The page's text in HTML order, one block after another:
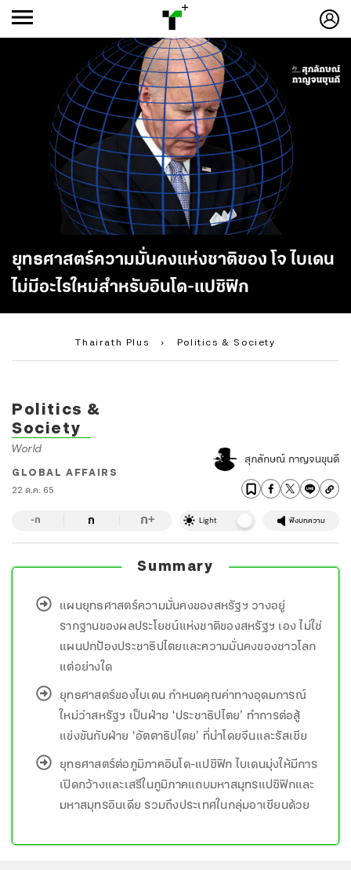
ยุทธศาสตร์ความมั่นคงแห่งชาติของ โจ ไบเดน
ไม่มีอะไรใหม่สำหรับอินโด-แปซิฟิก
Thairath Plus › Politics & Society
-ก
Politics &
Society
World
GLOBAL AFFAIRS
22 ต.ค. 65
สุภลักษณ์ กาญจนขุนดี
-ก ก ก+ Light ฟังบทความ
Summary
แผนยุทธศาสตร์ความมั่นคงของสหรัฐฯ วางอยู่
รากฐานของผลประโยชน์แห่งชาติของสหรัฐฯ เอง ไม่ใช่
แผนปกป้องประชาธิปไตยและความมั่นคงของชาวโลก
แต่อย่างใด
ยุทธศาสตร์ของไบเดน กำหนดคุณค่าทางอุดมการณ์
ใหม่ว่าสหรัฐฯ เป็นฝ่าย ‘ประชาธิปไตย’ ทำการต่อสู้
แข่งขันกับฝ่าย ‘อัตตาธิปไตย’ ที่นำโดยจีนและรัสเซีย
ยุทธศาสตร์ต่อภูมิภาคอินโด-แปซิฟิก ไบเดนมุ่งให้มีการ
เปิดกว้างและเสรีในภูมิภาคแถบมหาสมุทรแปซิฟิกและ
มหาสมุทรอินเดีย รวมถึงประเทศในกลุ่มอาเซียนด้วย